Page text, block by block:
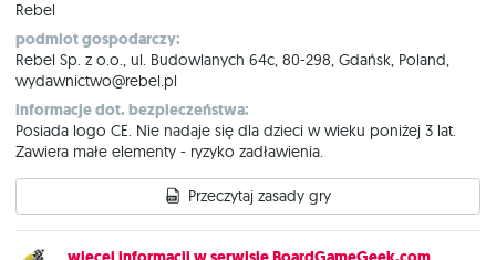
Rebel
podmiot gospodarczy:
Rebel Sp. z o.o., ul. Budowlanych 64c, 80-298, Gdańsk, Poland,
wydawnictwo@rebel.pl
informacje dot. bezpieczeństwa:
Posiada logo CE. Nie nadaje się dla dzieci w wieku poniżej 3 lat.
Zawiera małe elementy - ryzyko zadławienia.
Przeczytaj zasady gry